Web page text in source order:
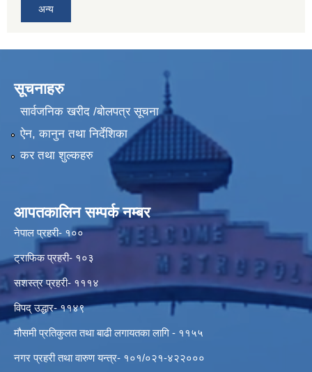
अन्य
सूचनाहरु
सार्वजनिक खरीद /बोलपत्र सूचना
ऐन, कानुन तथा निर्देशिका
कर तथा शुल्कहरु
आपतकालिन सम्पर्क नम्बर
नेपाल प्रहरी- १००
ट्राफिक प्रहरी- १०३
सशस्त्र प्रहरी- १११४
विपद् उद्धार- ११४९
मौसमी प्रतिकुलत तथा बाढी लगायतका लागि - ११५५
नगर प्रहरी तथा वारुण यन्त्र- १०१/०२१-४२२०००